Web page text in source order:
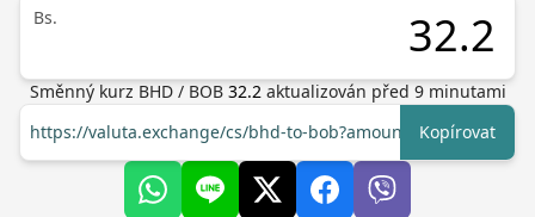
Bs.
Směnný kurz BHD/ BOB 32.2 aktualizován před 9minutami
https://valuta.exchange/cs/bhd-to-bob?amount=1Kopírovat